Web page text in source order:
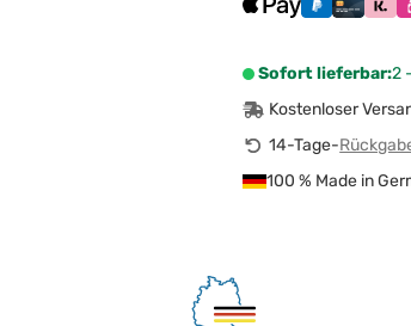
Sofort lieferbar:2
Kostenloser
14-Tage-
100 % Made in